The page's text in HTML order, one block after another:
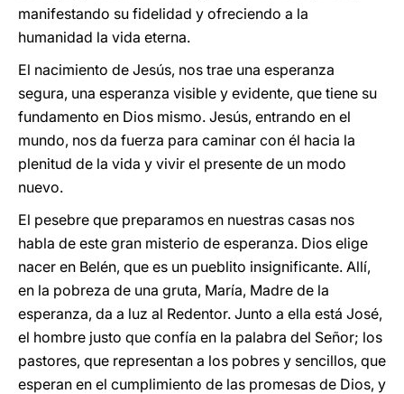
manifestando su fidelidad y ofreciendo a la
humanidad la vida eterna.
El nacimiento de Jesús, nos trae una esperanza
segura, una esperanza visible y evidente, que tiene su
fundamento en Dios mismo. Jesús, entrando en el
mundo, nos da fuerza para caminar con él hacia la
plenitud de la vida y vivir el presente de un modo
nuevo.
El pesebre que preparamos en nuestras casas nos
habla de este gran misterio de esperanza. Dios elige
nacer en Belén, que es un pueblito insignificante. Allí,
en la pobreza de una gruta, María, Madre de la
esperanza, da a luz al Redentor. Junto a ella está José,
el hombre justo que confía en la palabra del Señor; los
pastores, que representan a los pobres y sencillos, que
esperan en el cumplimiento de las promesas de Dios, y